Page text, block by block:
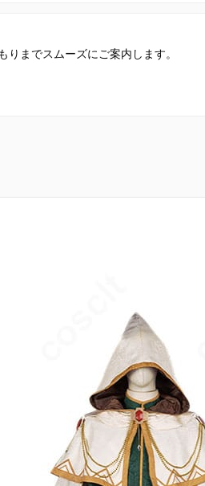
までスムーズにご案内します。